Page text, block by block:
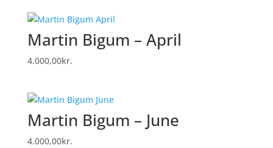
Martin Bigum – April
4.000,00kr.
Martin Bigum – June
4.000,00kr.